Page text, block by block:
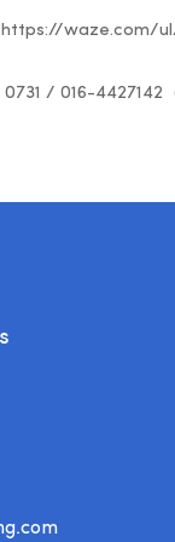
https://waze.com/
/ 016-4427142